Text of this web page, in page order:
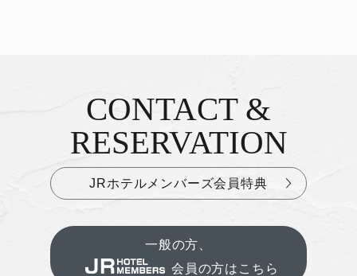
お問い合わせ&ご予約
CONTACT &
RESERVATION
JRホテルメンバーズ会員特典
一般の方、
会員の方はこちら